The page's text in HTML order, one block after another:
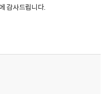
감사드립니다.